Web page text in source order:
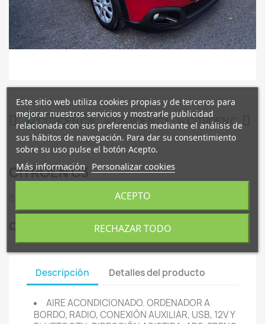

CITROEN C3
CITROEN C3 1.2CC 82CV AÑO 2019
Descripción Detalles del producto
AIRE ACONDICIONADO. ORDENADOR A
BORDO, RADIO, CONEXIÓN AUXILIAR, USB, 12V Y
Este sitio web utiliza cookies propias y de terceros para
mejorar nuestros servicios y mostrarle publicidad
relacionada con sus preferencias mediante el análisis de
sus hábitos de navegación. Para dar su consentimiento
sobre su uso pulse el botón Acepto.
Más información Personalizar cookies
RECHAZAR TODO
ACEPTO